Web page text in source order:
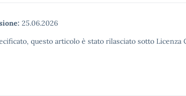
25.06.2026
questo articolo è stato rilasciato sotto